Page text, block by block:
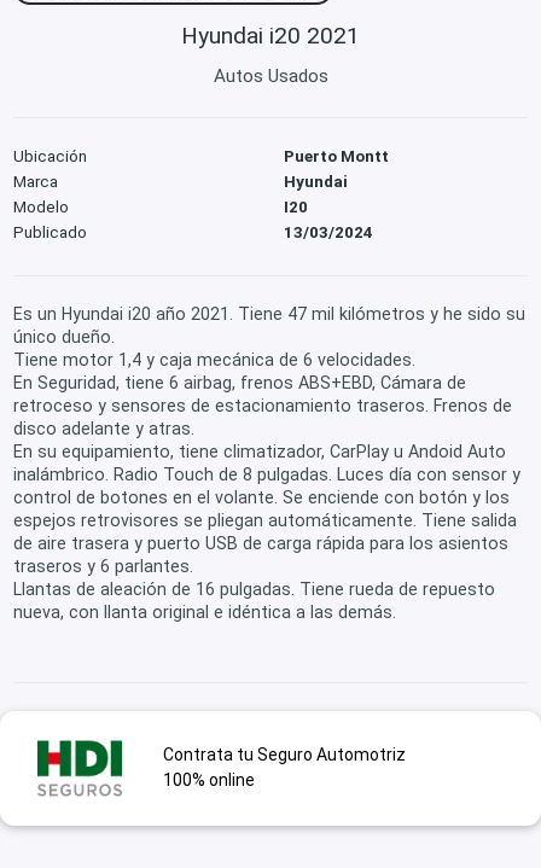
Hyundai i20 2021
Autos Usados
Ubicación
Puerto Montt
Marca
Hyundai
Modelo
I20
Publicado
13/03/2024
Es un Hyundai i20 año 2021. Tiene 47 mil kilómetros y he sido su
único dueño.
Tiene motor 1,4 y caja mecánica de 6 velocidades.
En Seguridad, tiene 6 airbag, frenos ABS+EBD, Cámara de
retroceso y sensores de estacionamiento traseros. Frenos de
disco adelante y atras.
En su equipamiento, tiene climatizador, CarPlay u Andoid Auto
inalámbrico. Radio Touch de 8 pulgadas. Luces día con sensor y
control de botones en el volante. Se enciende con botón y los
espejos retrovisores se pliegan automáticamente. Tiene salida
de aire trasera y puerto USB de carga rápida para los asientos
traseros y 6 parlantes.
Llantas de aleación de 16 pulgadas. Tiene rueda de repuesto
nueva, con llanta original e idéntica a las demás.
Contrata tu Seguro Automotriz
100% online